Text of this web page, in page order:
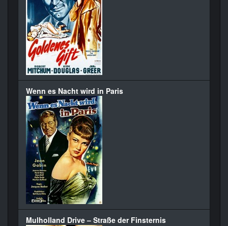
Wenn es Nacht wird in Paris
Mulholland Drive – Straße der Finsternis